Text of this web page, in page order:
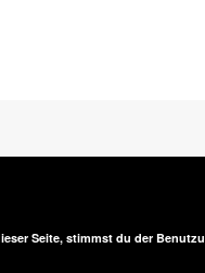
Seite, stimmst du der